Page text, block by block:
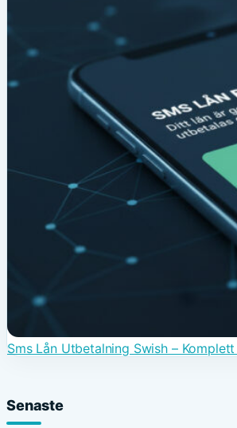
Sms Lån Utbetalning Swish –
Senaste